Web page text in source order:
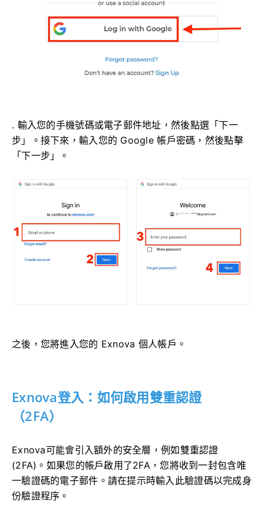
. 輸入您的手機號碼或電子郵件地址，然後點選「下一
步」。接下來，輸入您的 Google 帳戶密碼，然後點擊
「下一步」。
之後，您將進入您的 Exnova 個人帳戶。
Exnova登入：如何啟用雙重認證
（2FA）
Exnova可能會引入額外的安全層，例如雙重認證
(2FA)。如果您的帳戶啟用了2FA，您將收到一封包含唯
一驗證碼的電子郵件。請在提示時輸入此驗證碼以完成身
份驗證程序。